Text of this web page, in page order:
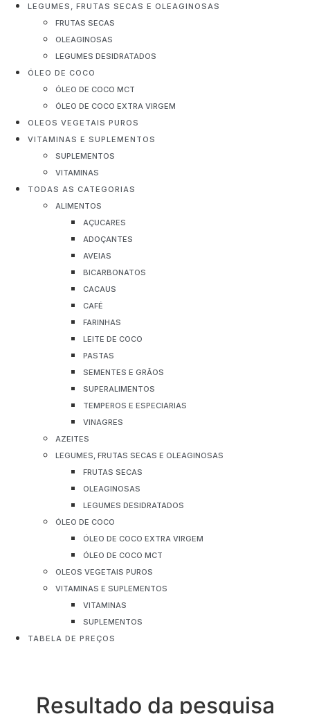
LEGUMES, FRUTAS SECAS E OLEAGINOSAS
FRUTAS SECAS
OLEAGINOSAS
LEGUMES DESIDRATADOS
ÓLEO DE COCO
ÓLEO DE COCO MCT
ÓLEO DE COCO EXTRA VIRGEM
OLEOS VEGETAIS PUROS
VITAMINAS E SUPLEMENTOS
SUPLEMENTOS
VITAMINAS
TODAS AS CATEGORIAS
ALIMENTOS
AÇUCARES
ADOÇANTES
AVEIAS
BICARBONATOS
CACAUS
CAFÉ
FARINHAS
LEITE DE COCO
PASTAS
SEMENTES E GRÃOS
SUPERALIMENTOS
TEMPEROS E ESPECIARIAS
VINAGRES
AZEITES
LEGUMES, FRUTAS SECAS E OLEAGINOSAS
FRUTAS SECAS
OLEAGINOSAS
LEGUMES DESIDRATADOS
ÓLEO DE COCO
ÓLEO DE COCO EXTRA VIRGEM
ÓLEO DE COCO MCT
OLEOS VEGETAIS PUROS
VITAMINAS E SUPLEMENTOS
VITAMINAS
SUPLEMENTOS
TABELA DE PREÇOS
Resultado da pesquisa